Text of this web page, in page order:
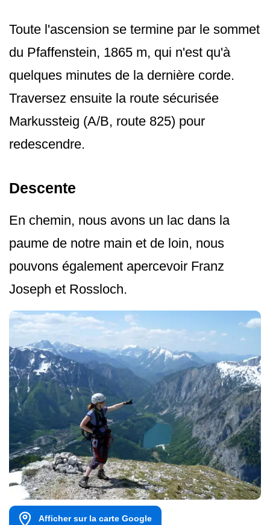
Toute l'ascension se termine par le sommet
du Pfaffenstein, 1865 m, qui n'est qu'à
quelques minutes de la dernière corde.
Traversez ensuite la route sécurisée
Markussteig (A/B, route 825) pour
redescendre.
Descente
En chemin, nous avons un lac dans la
paume de notre main et de loin, nous
pouvons également apercevoir Franz
Joseph et Rossloch.
Afficher sur la carte Google